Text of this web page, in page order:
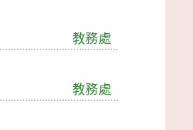
教務處
教務處